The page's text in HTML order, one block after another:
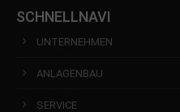
SCHNELLNAVI
UNTERNEHMEN
ANLAGENBAU
SERVICE